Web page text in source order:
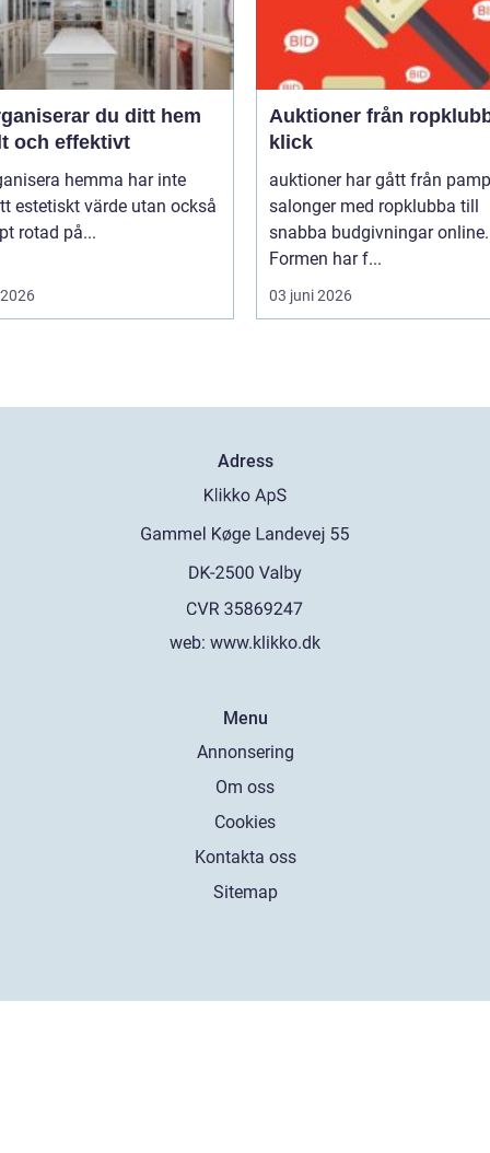
du ditt hem
och effektivt
hemma har inte
estetiskt värde utan också
rotad på...
Auktioner från ropklubba till
klick
auktioner har gått från
salonger med ropklubba till
snabba budgivningar online.
Formen har f...
03 juni 2026
Adress
web: www.klikko.dk
Menu
Annonsering
Om oss
Cookies
Kontakta oss
Sitemap